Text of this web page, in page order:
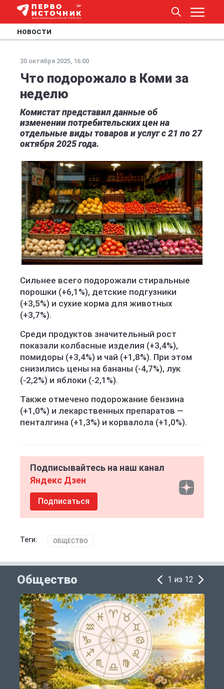
НОВОСТИ
30 октября 2025, 16:00
Что подорожало в Коми за
неделю
Комистат представил данные об
изменении потребительских цен на
отдельные виды товаров и услуг с 21 по 27
октября 2025 года.
Сильнее всего подорожали стиральные
порошки (+6,1%), детские подгузники
(+3,5%) и сухие корма для животных
(+3,7%).
Среди продуктов значительный рост
показали колбасные изделия (+3,4%),
помидоры (+3,4%) и чай (+1,8%). При этом
снизились цены на бананы (-4,7%), лук
(-2,2%) и яблоки (-2,1%).
Также отмечено подорожание бензина
(+1,0%) и лекарственных препаратов —
пенталгина (+1,3%) и корвалола (+1,0%).
Подписывайтесь на наш канал
Яндекс Дзен
Подписаться
Теги: ОБЩЕСТВО
Общество 1 из 12